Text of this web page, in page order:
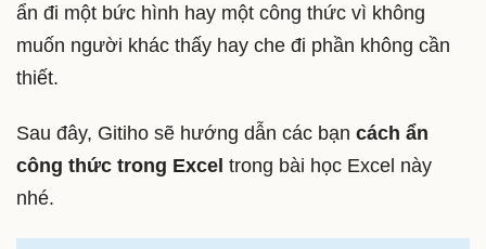
ẩn đi một bức hình hay một công thức vì không
muốn người khác thấy hay che đi phần không cần
thiết.
Sau đây, Gitiho sẽ hướng dẫn các bạn cách ẩn
công thức trong Excel trong bài học Excel này
nhé.